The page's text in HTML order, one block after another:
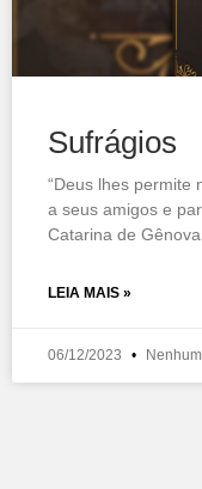
Sufrágios
“Deus lhes permite
a seus amigos e
Catarina de
LEIA MAIS »
06/12/2023